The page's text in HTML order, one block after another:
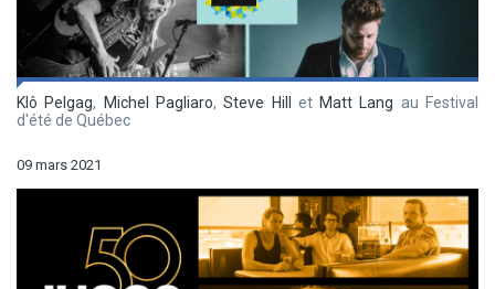
Klô Pelgag, Michel Pagliaro,Steve Hill et Matt Lang au Festival
d'été de Québec
09 mars 2021